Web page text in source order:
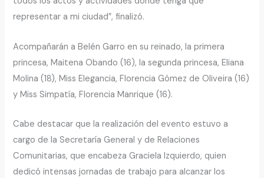
representar a mi ciudad”, finalizó.
Acompañarán a Belén Garro en su reinado, la primera
princesa, Maitena Obando (16), la segunda princesa, Eliana
Molina (18), Miss Elegancia, Florencia Gómez de Oliveira (16)
y Miss Simpatía, Florencia Manrique (16).
Cabe destacar que la realización del evento estuvo a
cargo de la Secretaría General y de Relaciones
Comunitarias, que encabeza Graciela Izquierdo, quien
dedicó intensas jornadas de trabajo para alcanzar los